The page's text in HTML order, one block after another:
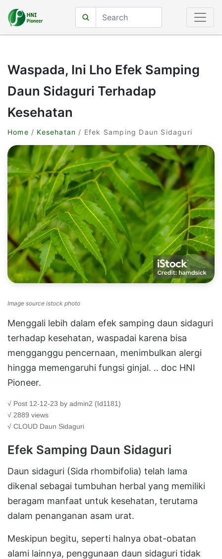
Waspada, Ini Lho Efek Samping
Daun Sidaguri Terhadap
Kesehatan
Home / Kesehatan / Efek Samping Daun Sidaguri
Image source istock photo
Menggali lebih dalam efek samping daun sidaguri
terhadap kesehatan, waspadai karena bisa
mengganggu pencernaan, menimbulkan alergi
hingga memengaruhi fungsi ginjal. .. doc HNI
Pioneer.
√ Post 12-12-23 by admin2 (Id1181)
√ 2889 views
√ CLOUD Daun Sidaguri
Efek Samping Daun Sidaguri
Daun sidaguri (Sida rhombifolia) telah lama
dikenal sebagai tumbuhan herbal yang memiliki
beragam manfaat untuk kesehatan, terutama
dalam penanganan asam urat.
Meskipun begitu, seperti halnya obat-obatan
alami lainnya, penggunaan daun sidaguri tidak